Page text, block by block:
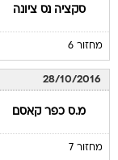
סקציה נס ציונה
מחזור 6
28/10/2016
מ.ס כפר קאסם
מחזור 7